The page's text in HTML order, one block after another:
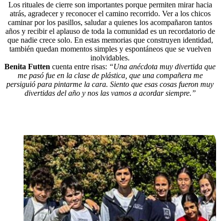
Los rituales de cierre son importantes porque permiten mirar hacia
atrás, agradecer y reconocer el camino recorrido. Ver a los chicos
caminar por los pasillos, saludar a quienes los acompañaron tantos
años y recibir el aplauso de toda la comunidad es un recordatorio de
que nadie crece solo. En estas memorias que construyen identidad,
también quedan momentos simples y espontáneos que se vuelven
inolvidables.
Benita Futten cuenta entre risas: “Una anécdota muy divertida que
me pasó fue en la clase de plástica, que una compañera me
persiguió para pintarme la cara. Siento que esas cosas fueron muy
divertidas del año y nos las vamos a acordar siempre.”